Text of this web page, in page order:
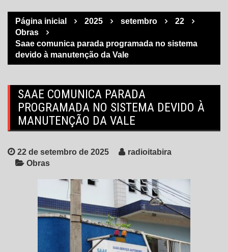
Página inicial 2025 setembro
22
Obras
Saae comunica parada programada no sistema
devido à manutenção da Vale
SAAE COMUNICA PARADA
PROGRAMADA NO SISTEMA DEVIDO À
MANUTENÇÃO DA VALE
22 de setembro de 2025
radioitabira
Obras